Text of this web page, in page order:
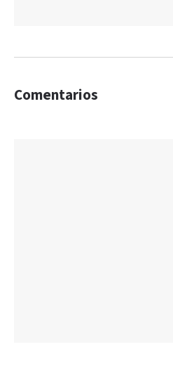
Comentarios